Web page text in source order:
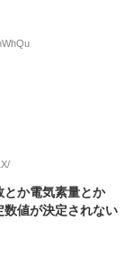
とか電気素量とか
数値が決定されない